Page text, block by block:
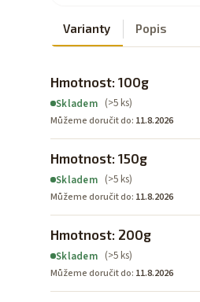
Varianty Popis
Hmotnost: 100g
Skladem (>5 ks)
Můžeme doručit do: 11.8.2026
Hmotnost: 150g
Skladem (>5 ks)
Můžeme doručit do: 11.8.2026
Hmotnost: 200g
Skladem (>5 ks)
Můžeme doručit do: 11.8.2026